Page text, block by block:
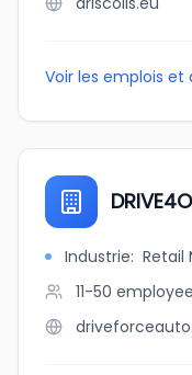
Voir les emplois et
Industrie: Retail
11-50